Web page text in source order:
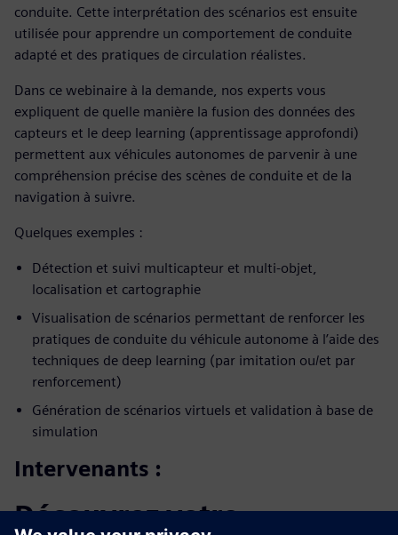
conduite. Cette interprétation des scénarios est ensuite
utilisée pour apprendre un comportement de conduite
adapté et des pratiques de circulation réalistes.
Dans ce webinaire à la demande, nos experts vous
expliquent de quelle manière la fusion des données des
capteurs et le deep learning (apprentissage approfondi)
permettent aux véhicules autonomes de parvenir à une
compréhension précise des scènes de conduite et de la
navigation à suivre.
Quelques exemples :
Détection et suivi multicapteur et multi-objet,
localisation et cartographie
Visualisation de scénarios permettant de renforcer les
pratiques de conduite du véhicule autonome à l’aide des
techniques de deep learning (par imitation ou/et par
renforcement)
Génération de scénarios virtuels et validation à base de
simulation
Intervenants :
Découvrez votre